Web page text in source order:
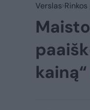
Verslas
kainą“